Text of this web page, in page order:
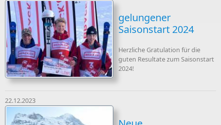
gelungener
Saisonstart 2024
Herzliche Gratulation für die
guten Resultate zum Saisonstart
2024!
22.12.2023